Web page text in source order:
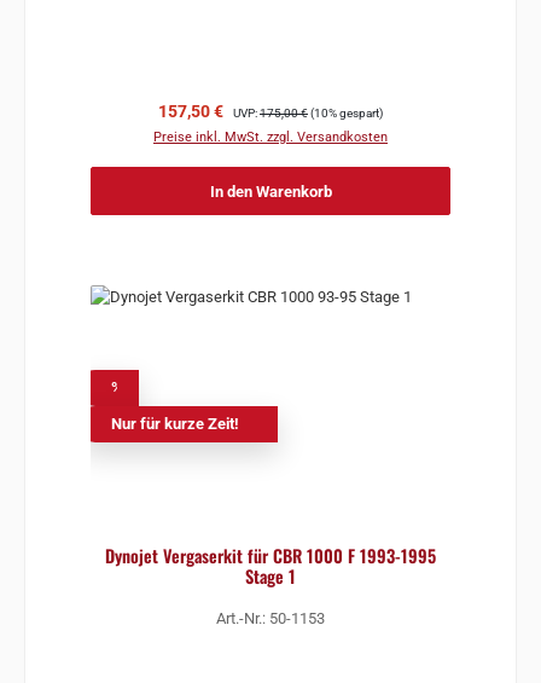
Verkaufspreis:
157,50 € Regulärer Preis:
UVP:175,00 €(10% gespart)
Preise inkl. MwSt. zzgl. Versandkosten
In den Warenkorb
Nur für kurze Zeit!
Dynojet Vergaserkit für CBR 1000 F 1993-1995
Stage 1
Art.-Nr.: 50-1153